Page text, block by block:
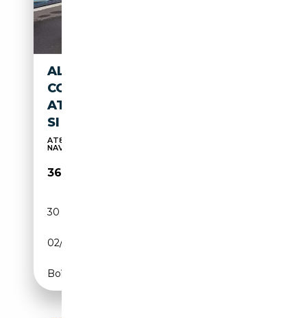
ALFA ROMEO GIULIA
COMPETIZIONE 2.0 TURBO
AT8 Q4 HARMAN-KARDON EL.
SI
AT8 Q4 HARMAN-KARDON EL. SITZE MATRIX-LED
NAVI
36 975€
30 000 km
02/2024
Boîte automatique